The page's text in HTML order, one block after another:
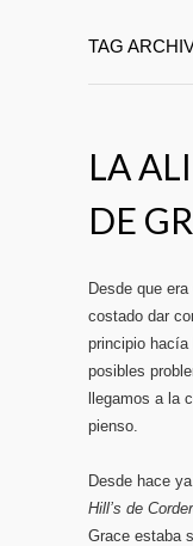
TAG
LA
DE
Desde que
costado dar
principio
posibles
llegamos a la
pienso.
Desde hace
Hill’s de
Grace estaba